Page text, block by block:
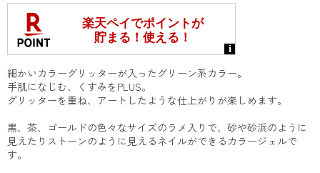
細かいカラーグリッターが入ったグリーン系カラー。
手肌になじむ、くすみをPLUS。
グリッターを重ね、アートしたような仕上がりが楽しめます。
黒、茶、ゴールドの色々なサイズのラメ入りで、砂や砂浜のように
見えたりストーンのように見えるネイルができるカラージェルで
す。